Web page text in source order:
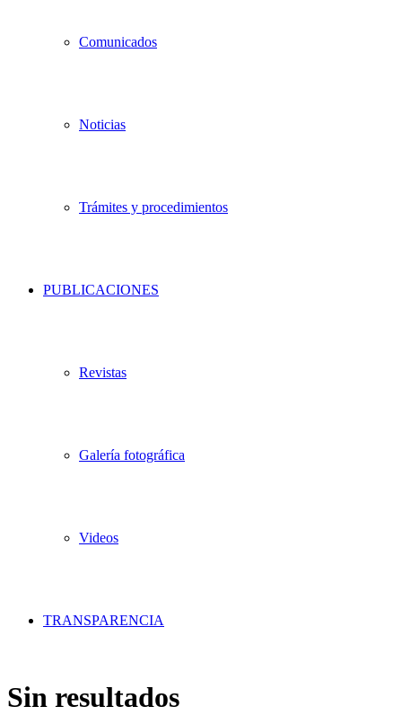
Comunicados
Noticias
Trámites y procedimientos
PUBLICACIONES
Revistas
Galería fotográfica
Videos
TRANSPARENCIA
Sin resultados